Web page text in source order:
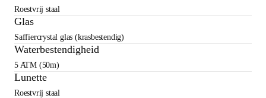
Roestvrij staal
Glas
Saffiercrystal glas (krasbestendig)
Waterbestendigheid
5 ATM (50m)
Lunette
Roestvrij staal